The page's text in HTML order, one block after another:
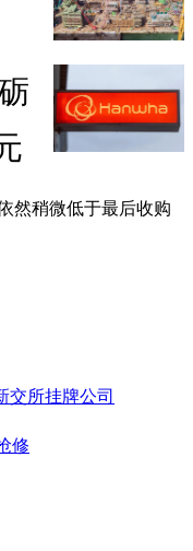
然稍微低于最后收购
交所挂牌公司
修